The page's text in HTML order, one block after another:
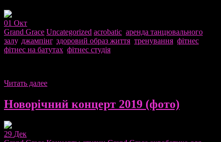
01 Окт
Grand Grace Uncategorized acrobatic аренда танцювального
залу, джампінг, здоровий образ життя тренування фітнес
фітнес на батутах фітнес студія
Читать далее
Новорічний концерт 2019 (фото)
29 Дек